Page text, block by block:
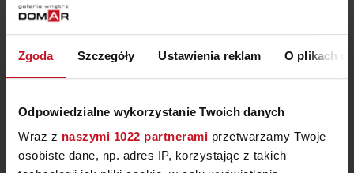
Zgoda Szczegóły Ustawienia reklam O plikach
Odpowiedzialne wykorzystanie Twoich danych
Wraz z naszymi 1022 partnerami przetwarzamy Twoje
osobiste dane, np. adres IP, korzystając z takich
LAMPA LONG